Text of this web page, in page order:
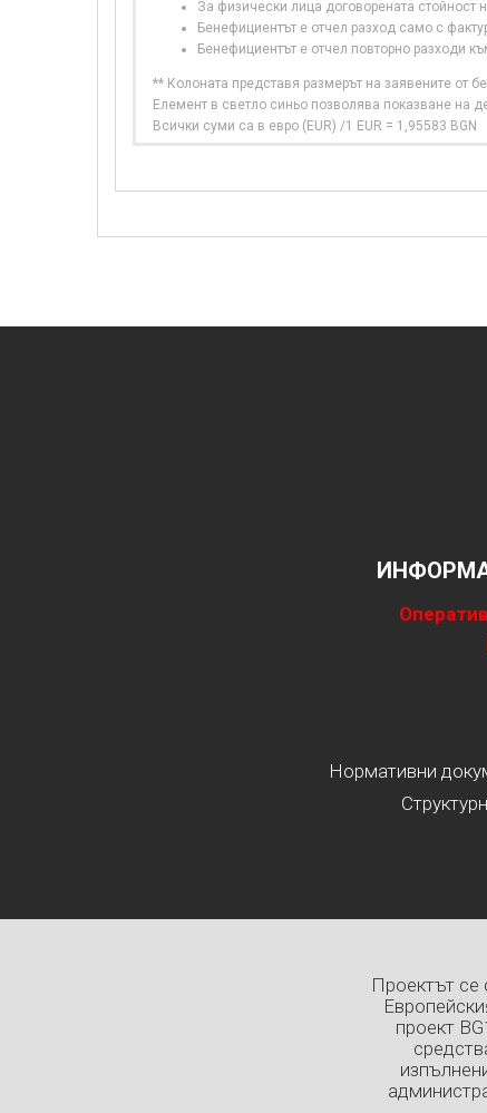
За физически лица договорената стойност
Бенефициентът е отчел разход само с
Бенефициентът е отчел повторно разходи
** Колоната представя размерът на заявените от
Елемент в светло синьо позволява показване на
Всички суми са в евро (EUR) /1 EUR = 1,95583 BGN
Нормативни
Проектът се
проект